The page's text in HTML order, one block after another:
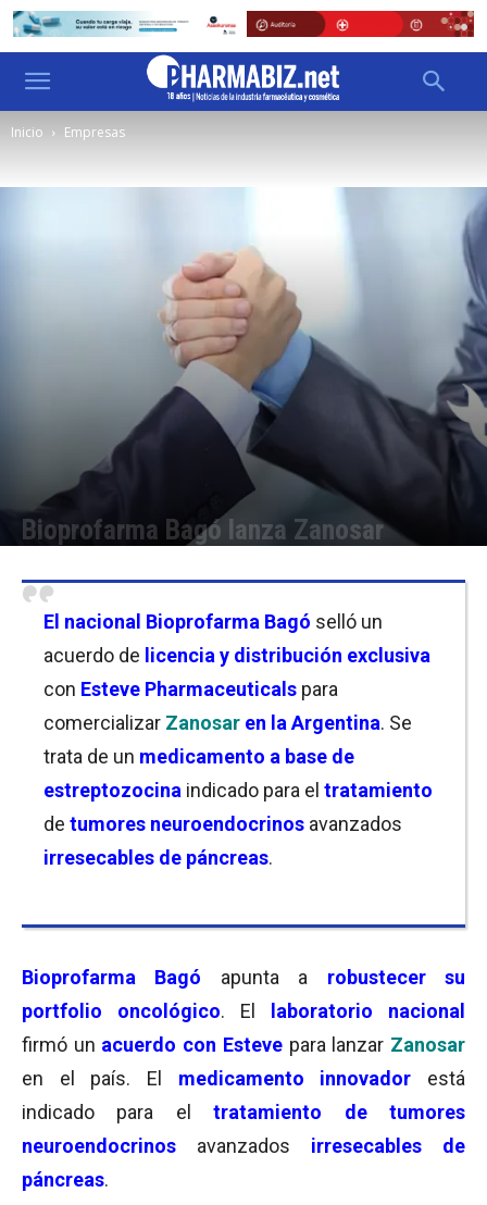
Inicio Empresas
Bioprofarma Bagó lanza Zanosar
El nacional Bioprofarma Bagó selló un
acuerdo de licencia y distribución exclusiva
con Esteve Pharmaceuticals para
comercializar Zanosar en la Argentina. Se
trata de un medicamento a base de
estreptozocina indicado para el tratamiento
de tumores neuroendocrinos avanzados
irresecables de páncreas.
Bioprofarma Bagó apunta a robustecer su
portfolio oncológico. El
laboratorio nacional
firmó un acuerdo con Esteve para lanzar Zanosar
en el país. El medicamento innovador
está
indicado para el
tratamiento de tumores
neuroendocrinos avanzados irresecables de
páncreas.